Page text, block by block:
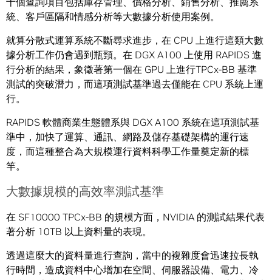
統、客戶區隔和情感分析等大數據分析使用案例。
就算分散式運算系統不斷尋求進步，在 CPU 上進行這類大數
據分析工作仍會遇到瓶頸。在 DGX A100 上使用 RAPIDS 進
行分析的結果，象徵著第一個在 GPU 上進行TPCx-BB 基準
測試的突破潛力，而這項測試基準過去僅能在 CPU 系統上運
行。
RAPIDS 軟體商業生態體系與 DGX A100 系統在這項測試基
準中，加快了運算、通訊、網路及儲存基礎架構的運行速
度，而這種整合為大規模運行資料科學工作量奠定新的標
竿。
大數據規模的高效率測試基準
在 SF10000 TPCx-BB 的規模方面，NVIDIA 的測試結果代表
著分析 10TB 以上資料量的表現。
透過這麼大的資料量進行查詢，當中的複雜度會迅速拉長執
行時間，造成資料中心增加在空間、伺服器設備、電力、冷